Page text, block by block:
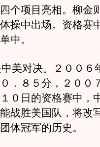
个项目亮相。柳金
操中出场。资格赛
中。
美对决。２００６
．８５分，２００
０日的资格赛中，
战胜美国队，将改
体冠军的历史。